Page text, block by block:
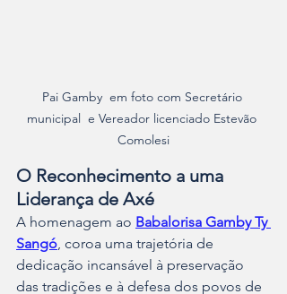
Pai Gamby  em foto com Secretário
municipal  e Vereador licenciado Estevão
Comolesi
O Reconhecimento a uma
Liderança de Axé
​A homenagem ao Babalorisa Gamby Ty
Sangó , coroa uma trajetória de
dedicação incansável à preservação
das tradições e à defesa dos povos de